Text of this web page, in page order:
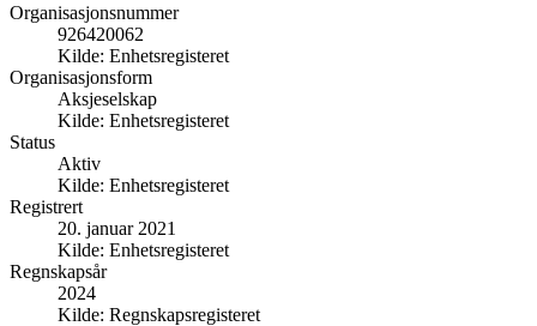
Organisasjonsnummer
926420062
Kilde: Enhetsregisteret
Organisasjonsform
Aksjeselskap
Kilde: Enhetsregisteret
Status
Aktiv
Kilde: Enhetsregisteret
Registrert
20. januar 2021
Kilde: Enhetsregisteret
Regnskapsår
2024
Kilde: Regnskapsregisteret